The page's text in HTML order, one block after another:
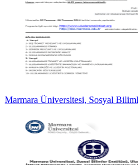
Marmara Üniversitesi, Sosyal